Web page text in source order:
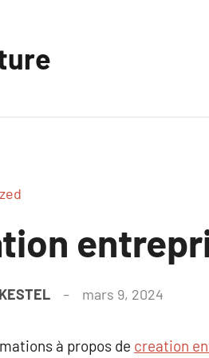
mars 9, 2024
à propos de creation